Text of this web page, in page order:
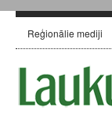
Reģionālie mediji